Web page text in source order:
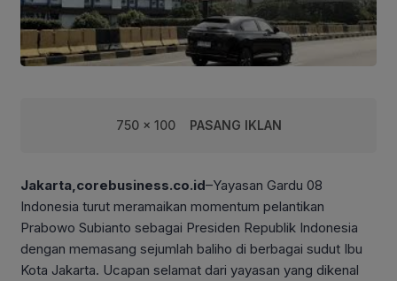
750 x 100 PASANG IKLAN
Jakarta,corebusiness.co.id–Yayasan Gardu 08
Indonesia turut meramaikan momentum pelantikan
Prabowo Subianto sebagai Presiden Republik Indonesia
dengan memasang sejumlah baliho di berbagai sudut Ibu
Kota Jakarta. Ucapan selamat dari yayasan yang dikenal